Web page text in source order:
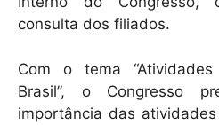
consulta dos filiados.
Com o tema
Brasil”, o Congresso
importância das